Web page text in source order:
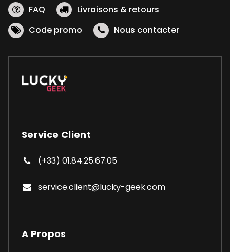
FAQ
Livraisons & retours
Code promo
Nous contacter
Service Client
(+33) 01.84.25.67.05
service.client@lucky-geek.com
A Propos